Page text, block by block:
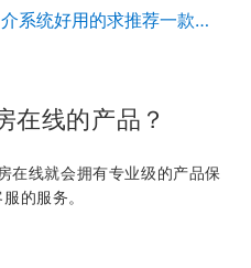
联网的房产中介系统好用的求推荐一款，一直用的是单机版的满足不了门店的需求，打算换掉了。
在线的产品？
在线就会拥有专业级的产品保
的服务。